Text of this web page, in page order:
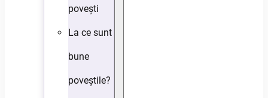
povești
La ce sunt
bune
poveștile?